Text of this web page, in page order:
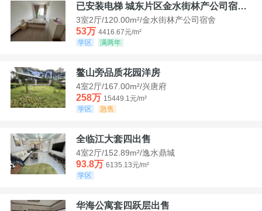
已安装电梯 城东片区金水街林产公司宿舍套三可看江景
3室2厅/120.00m²/金水街林产公司宿舍
53万 4416.67元/m²
学区
满两年
鳌山旁品质花园洋房
4室2厅/167.00m²/兴唐府
258万 15449.1元/m²
学区
急售
全临江大套四出售
4室2厅/152.89m²/逸水鼎城
93.8万 6135.13元/m²
学区
华海公寓套四跃层出售